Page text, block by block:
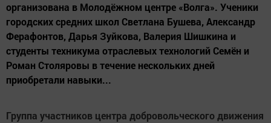
организована в Молодёжном центре «Волга». Ученики
городских средних школ Светлана Бушева, Александр
Ферафонтов, Дарья Зуйкова, Валерия Шишкина и
студенты техникума отраслевых технологий Семён и
Роман Столяровы в течение нескольких дней
приобретали навыки...
Группа участников центра добровольческого движения